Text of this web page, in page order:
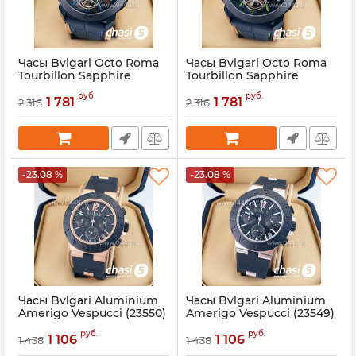
Часы Bvlgari Octo Roma
Tourbillon Sapphire
Артикул: 23552
2 316 1 781 руб.
Часы Bvlgari Octo Roma
Tourbillon Sapphire
Артикул: 23551
2 316 1 781 руб.
-23.08 %
Часы Bvlgari Aluminium
Amerigo Vespucci (23550)
1 438 1 106 руб.
-23.08 %
Часы Bvlgari Aluminium
Amerigo Vespucci (23549)
1 438 1 106 руб.